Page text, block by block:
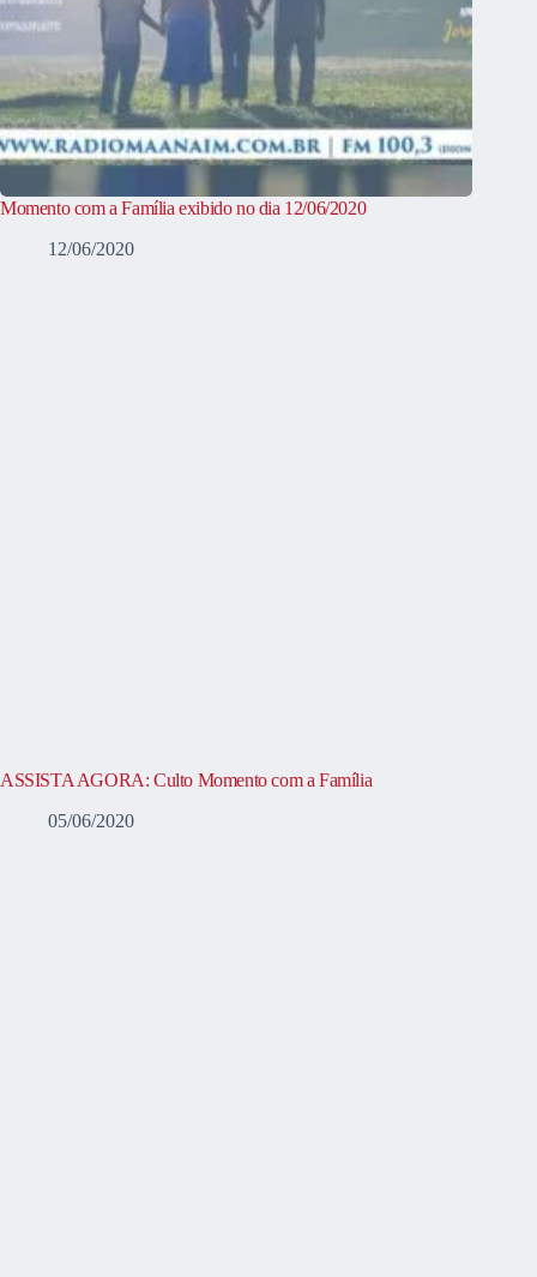
Momento com a Família exibido no dia 12/06/2020
12/06/2020
ASSISTA AGORA: Culto Momento com a Família
05/06/2020